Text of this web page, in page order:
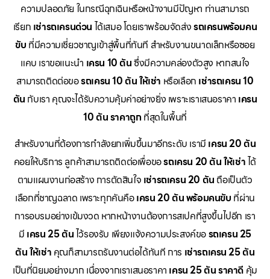
ความปลอดภัย ในกรณีฉุกเฉินหรือหน้างานมีปัญหา ท่านสามารถ
เรียก เช่ารถเครนด่วน ได้เสมอ โดยเราพร้อมจัดส่งรถเครนพร้อมคน
ขับ ที่มีความเชี่ยวชาญเข้าสู่พื้นที่ทันที สำหรับงานขนาดเล็กหรือซอย
แคบ เราขอแนะนำ เครน 10 ตันซึ่งมีความคล่องตัวสูง หากสนใจ
สามารถติดต่อขอรถเครน 10 ตัน ให้เช่า หรือเลือก เช่ารถเครน 10
ตัน กับเรา คุณจะได้รับความคุ้มค่าอย่างยิ่ง เพราะเราเสนอราคา เครน
10 ตัน ราคาถูกที่สุดในพื้นที่
สำหรับงานที่ต้องการกำลังยกเพิ่มขึ้นมาอีกระดับ เรามี เครน 20 ตัน
คอยให้บริการ ลูกค้าสามารถติดต่อเพื่อขอรถเครน 20 ตัน ให้เช่าได้
ตามแผนงานก่อสร้าง การตัดสินใจ เช่ารถเครน 20 ตัน ถือเป็นตัว
เลือกที่ชาญฉลาด เพราะทุกคันคือเครน 20 ตัน พร้อมคนขับ ที่ผ่าน
การอบรมอย่างเข้มงวด หากหน้างานต้องการสเปคที่สูงขึ้นไปอีก เรา
มี เครน 25 ตันไว้รองรับ เพียงแจ้งความประสงค์ขอรถเครน 25
ตัน ให้เช่า คุณก็สามารถรันงานต่อได้ทันที การ เช่ารถเครน 25 ตัน
เป็นที่นิยมอย่างมาก เนื่องจากเราเสนอราคา เครน 25 ตัน ราคาดี คุ้ม